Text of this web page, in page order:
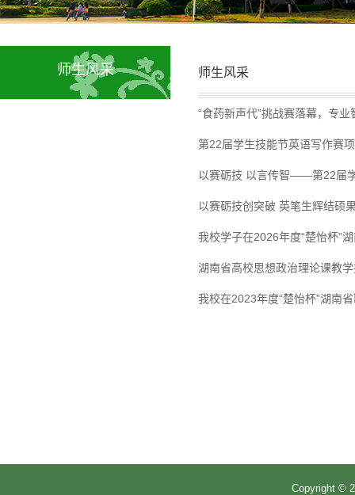
师生风采 师生风采
“食药新声代”挑战赛落幕，专
第22届学生技能节英语写作赛
以赛砺技 以言传智——第22届
以赛砺技创突破 英笔生辉结
我校学子在2026年度“楚怡杯”
湖南省高校思想政治理论课教
我校在2023年度“楚怡杯”湖南
Copyright ©